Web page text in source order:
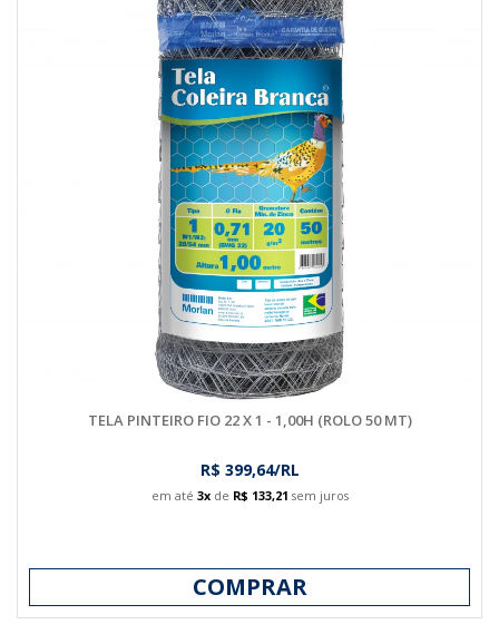
TELA PINTEIRO FIO 22 X 1 - 1,00H (ROLO 50 MT)
R$ 399,64/RL
em até 3xde R$ 133,21 sem juros
COMPRAR